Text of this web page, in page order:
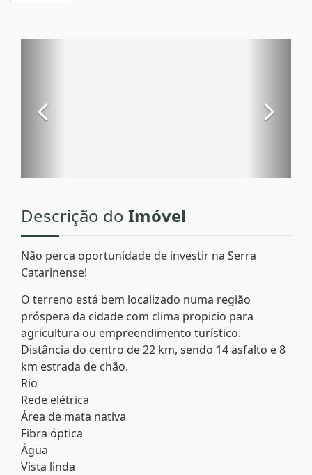
Descrição do Imóvel
Não perca oportunidade de investir na Serra
Catarinense!
O terreno está bem localizado numa região
próspera da cidade com clima propicio para
agricultura ou empreendimento turístico.
Distância do centro de 22 km, sendo 14 asfalto e 8
km estrada de chão.
Rio
Rede elétrica
Área de mata nativa
Fibra óptica
Água
Vista linda